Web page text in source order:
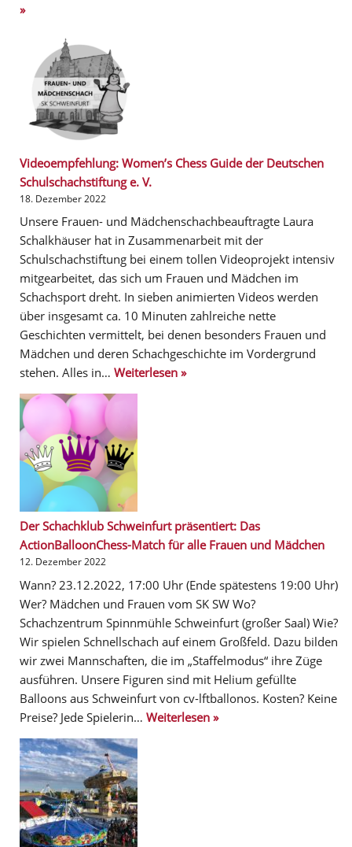
»
Videoempfehlung: Women’s Chess Guide der Deutschen
Schulschachstiftung e. V.
18. Dezember 2022
Unsere Frauen- und Mädchenschachbeauftragte Laura
Schalkhäuser hat in Zusammenarbeit mit der
Schulschachstiftung bei einem tollen Videoprojekt intensiv
mitgearbeitet, das sich um Frauen und Mädchen im
Schachsport dreht. In sieben animierten Videos werden
über insgesamt ca. 10 Minuten zahlreiche nette
Geschichten vermittelt, bei denen besonders Frauen und
Mädchen und deren Schachgeschichte im Vordergrund
stehen. Alles in… Weiterlesen »
Der Schachklub Schweinfurt präsentiert: Das
ActionBalloonChess-Match für alle Frauen und Mädchen
12. Dezember 2022
Wann? 23.12.2022, 17:00 Uhr (Ende spätestens 19:00 Uhr)
Wer? Mädchen und Frauen vom SK SW Wo?
Schachzentrum Spinnmühle Schweinfurt (großer Saal) Wie?
Wir spielen Schnellschach auf einem Großfeld. Dazu bilden
wir zwei Mannschaften, die im „Staffelmodus“ ihre Züge
ausführen. Unsere Figuren sind mit Helium gefüllte
Balloons aus Schweinfurt von cv-lftballonos. Kosten? Keine
Preise? Jede Spielerin… Weiterlesen »